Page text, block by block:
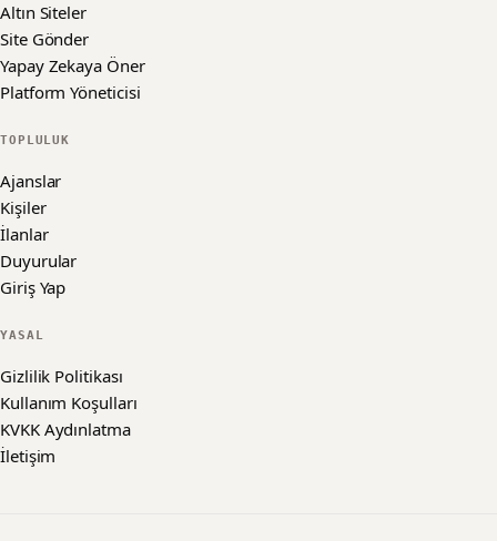
Altın Siteler
Site Gönder
Yapay Zekaya Öner
Platform Yöneticisi
TOPLULUK
Ajanslar
Kişiler
İlanlar
Duyurular
Giriş Yap
YASAL
Gizlilik Politikası
Kullanım Koşulları
KVKK Aydınlatma
İletişim